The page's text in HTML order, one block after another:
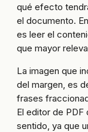
qué efecto
el documento.
es leer el
que mayor
La imagen que
del margen, es
frases
El editor de
sentido, ya que